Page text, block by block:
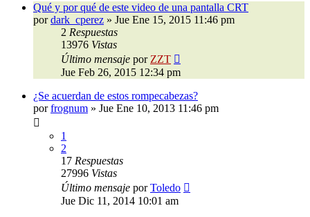
Qué y por qué de este video de una pantalla CRT
pordark_cperez » Jue Ene 15, 2015 11:46 pm
2 Respuestas
13976 Vistas
Último mensaje por ZZT
Jue Feb 26, 2015 12:34 pm
¿Se acuerdan de estos rompecabezas?
porfrognum » Jue Ene 10, 2013 11:46 pm
1
2
17 Respuestas
27996 Vistas
Último mensaje porToledo
Jue Dic 11, 2014 10:01 am